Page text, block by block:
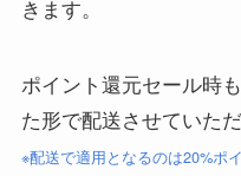
きます。
ポイント還元セール時
た形で配送させていた
※配送で適用となるのは20%ポ